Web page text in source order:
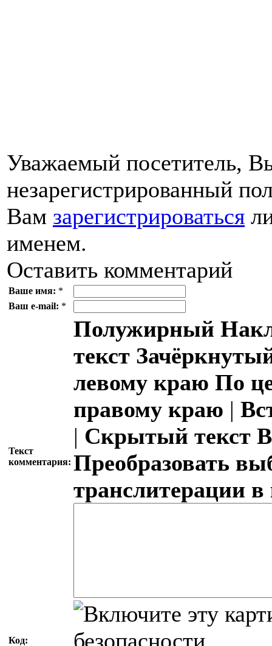
Уважаемый посетитель,
незарегистрированный
Вам зарегистрироваться
именем.
Оставить комментарий
Ваше имя: *
Ваш e-mail: *
Текст
комментария:
Полужирный
текст
левому краю По
правому краю |
| Скрытый текст
Преобразовать
транслитерации
Код: